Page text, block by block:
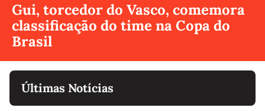
Gui, torcedor do Vasco, comemora
classificação do time na Copa do
Brasil
Últimas Notícias